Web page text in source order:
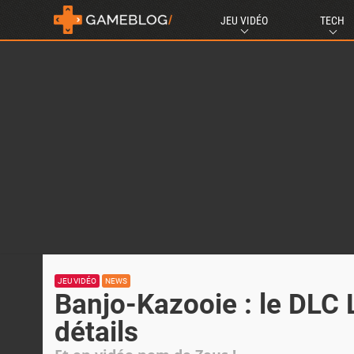
JEU VIDÉO TECH
JEU VIDÉO NEWS
Banjo-Kazooie : le DLC
détails